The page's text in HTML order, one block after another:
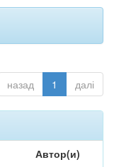
назад 1 далі
Автор(и)